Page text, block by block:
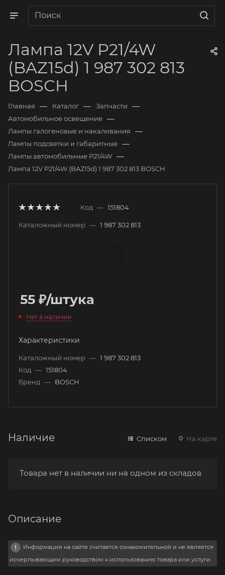
Лампа 12V P21/4W
(BAZ15d) 1 987 302 813
BOSCH
Главная — Каталог — Запчасти —
Автомобильное освещение —
Лампы галогеновые и накаливания —
Лампы подсветки и габаритные —
Лампы автомобильные P21/4W —
Лампа 12V P21/4W (BAZ15d) 1 987 302 813 BOSCH
Код — 151804
Каталожный номер — 1 987 302 813
55 ₽/штука
Нет в наличии
Характеристики
Каталожный номер — 1 987 302 813
Код — 151804
Бренд — BOSCH
Наличие Списком На карте
Товара нет в наличии ни на одном из складов
Описание
Информация на сайте считается ознакомительной и не является
исчерпывающим руководством к использованию товара или услуги.